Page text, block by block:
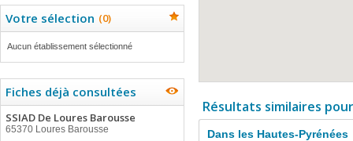
Votre sélection (0)
Aucun établissement sélectionné
Fiches déjà consultées
SSIAD De Loures Barousse
65370 Loures Barousse
Résultats similaires
Dans les Hautes-Pyrénées